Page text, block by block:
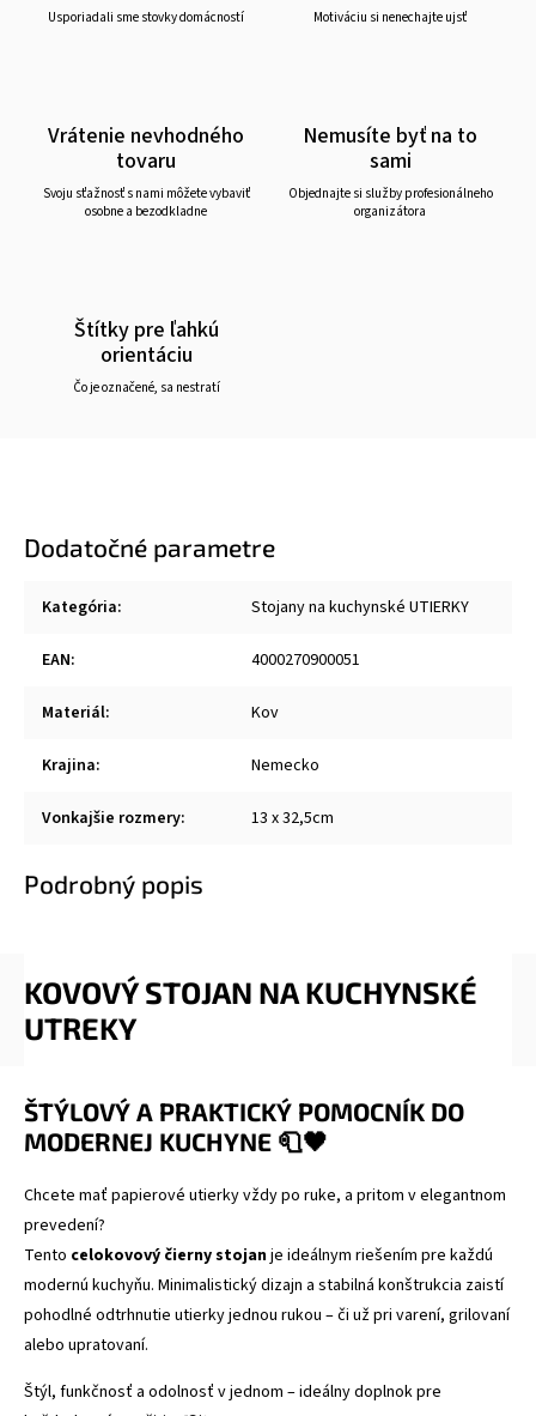
Usporiadali sme stovky domácností Motiváciu si nenechajte ujsť
Vrátenie nevhodného
tovaru
Svoju sťažnosť s nami môžete vybaviť
osobne a bezodkladne
Nemusíte byť na to
sami
Objednajte si služby profesionálneho
organizátora
Štítky pre ľahkú
orientáciu
Čo je označené, sa nestratí
Dodatočné parametre
Kategória: Stojany na kuchynské UTIERKY
EAN: 4000270900051
Materiál: Kov
Krajina: Nemecko
Vonkajšie rozmery: ‎13 x 32,5cm
Podrobný popis
KOVOVÝ STOJAN NA KUCHYNSKÉ
UTREKY
ŠTÝLOVÝ A PRAKTICKÝ POMOCNÍK DO
MODERNEJ KUCHYNE 🧻🖤
Chcete mať papierové utierky vždy po ruke, a pritom v elegantnom
prevedení?
Tento celokovový čierny stojanje ideálnym riešením pre každú
modernú kuchyňu. Minimalistický dizajn a stabilná konštrukcia zaistí
pohodlné odtrhnutie utierky jednou rukou – či už pri varení, grilovaní
alebo upratovaní.
Štýl, funkčnosť a odolnosť v jednom – ideálny doplnok pre